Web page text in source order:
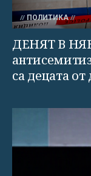
ПОЛИТИКА
ДЕНЯТ В
са децата